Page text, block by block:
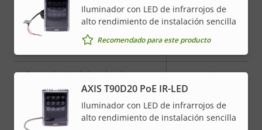
Descripción
de
Valor de
propiedad
Detección de audio Sí
Manipulación activa
Entradas/salidas de alarma 4
Red
Iluminador con LED de infrarrojos de
alto rendimiento de instalación sencilla
Recomendado para este producto
AXIS T90D20 PoE IR-LED
Iluminador con LED de infrarrojos de
alto rendimiento de instalación sencilla